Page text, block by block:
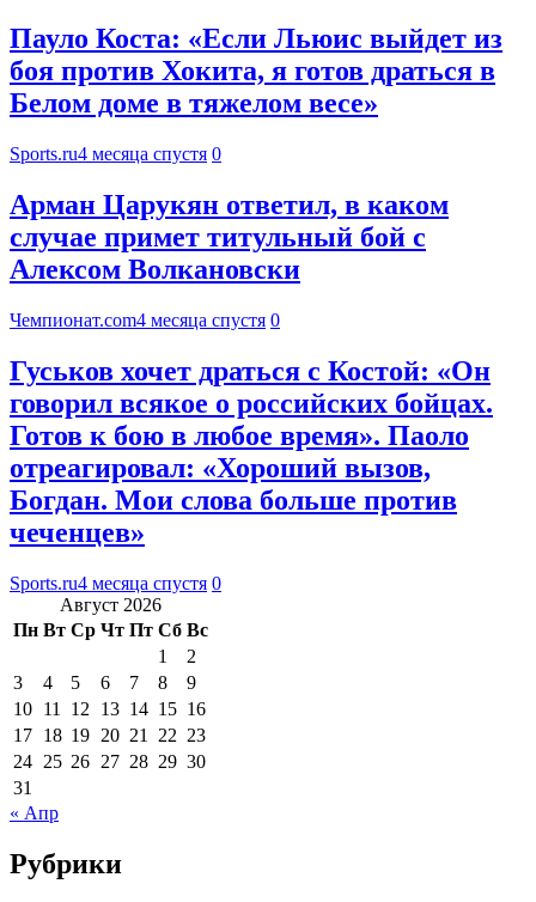
Пауло Коста: «Если Льюис выйдет из
боя против Хокита, я готов драться в
Белом доме в тяжелом весе»
Sports.ru4 месяца спустя 0
Арман Царукян ответил, в каком
случае примет титульный бой с
Алексом Волкановски
Чемпионат.com4 месяца спустя 0
Гуськов хочет драться с Костой: «Он
говорил всякое о российских бойцах.
Готов к бою в любое время». Паоло
отреагировал: «Хороший вызов,
Богдан. Мои слова больше против
чеченцев»
Sports.ru4 месяца спустя 0
Август 2026
Пн Вт Ср Чт Пт Сб Вс
1
2
3
4 5 6 7 8
9
10 11 12 13 14 15 16
17 18 19 20 21 22 23
24 25 26 27 28 29 30
31
« Апр
Рубрики